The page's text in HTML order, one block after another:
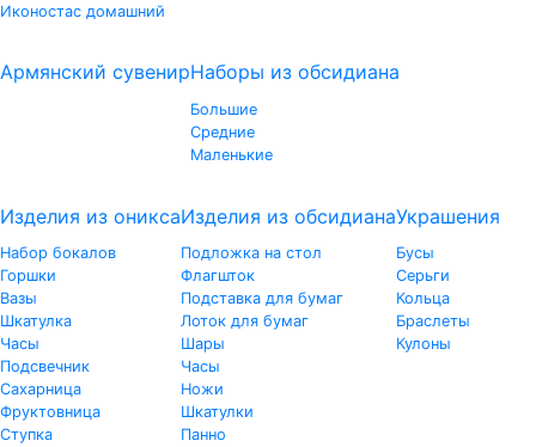
Иконостас домашний
Армянский сувенирНаборы из обсидиана
Большие
Средние
Маленькие
Изделия из оникса
Набор бокалов
Горшки
Вазы
Шкатулка
Часы
Подсвечник
Сахарница
Фруктовница
Ступка
Изделия из обсидиана
Подложка на стол
Флагшток
Подставка для бумаг
Лоток для бумаг
Шары
Часы
Ножи
Шкатулки
Панно
Украшения
Бусы
Серьги
Кольца
Браслеты
Кулоны